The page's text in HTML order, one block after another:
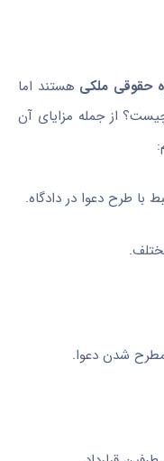
حقوقی ملکی هستند اما
از جمله مزایای آن
با طرح دعوا در دادگاه.
شدن دعوا.